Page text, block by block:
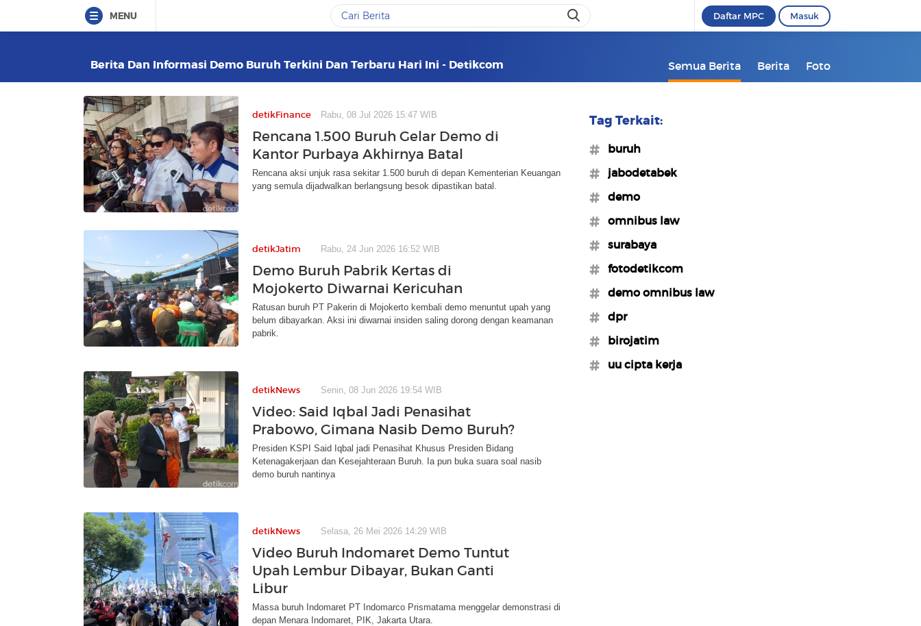
MENU Daftar MPC Masuk
Berita Dan Informasi Demo Buruh Terkini Dan Terbaru Hari Ini - Detikcom Semua Berita Berita Foto
detikFinance Rabu, 08 Jul 2026 15:47 WIB
Rencana 1.500 Buruh Gelar Demo di
Kantor Purbaya Akhirnya Batal
Rencana aksi unjuk rasa sekitar 1.500 buruh di depan Kementerian Keuangan
yang semula dijadwalkan berlangsung besok dipastikan batal.
detikJatim Rabu, 24 Jun 2026 16:52 WIB
Demo Buruh Pabrik Kertas di
Mojokerto Diwarnai Kericuhan
Ratusan buruh PT Pakerin di Mojokerto kembali demo menuntut upah yang
belum dibayarkan. Aksi ini diwarnai insiden saling dorong dengan keamanan
pabrik.
detikNews Senin, 08 Jun 2026 19:54 WIB
Video: Said Iqbal Jadi Penasihat
Prabowo, Gimana Nasib Demo Buruh?
Presiden KSPI Said Iqbal jadi Penasihat Khusus Presiden Bidang
Ketenagakerjaan dan Kesejahteraan Buruh. Ia pun buka suara soal nasib
demo buruh nantinya
detikNews Selasa, 26 Mei 2026 14:29 WIB
Video Buruh Indomaret Demo Tuntut
Upah Lembur Dibayar, Bukan Ganti
Libur
Massa buruh Indomaret PT Indomarco Prismatama menggelar demonstrasi di
depan Menara Indomaret, PIK, Jakarta Utara.
Tag Terkait:
#buruh
#jabodetabek
#demo
#omnibus law
#surabaya
#fotodetikcom
#demo omnibus law
#dpr
#birojatim
#uu cipta kerja